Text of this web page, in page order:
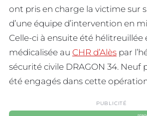
ont pris en charge la victime sur
d’une équipe d’intervention en
Celle-ci à ensuite été
médicalisée au CHR d’Alès par
sécurité civile DRAGON 34. Neuf
été engagés dans cette
PUBLICITÉ